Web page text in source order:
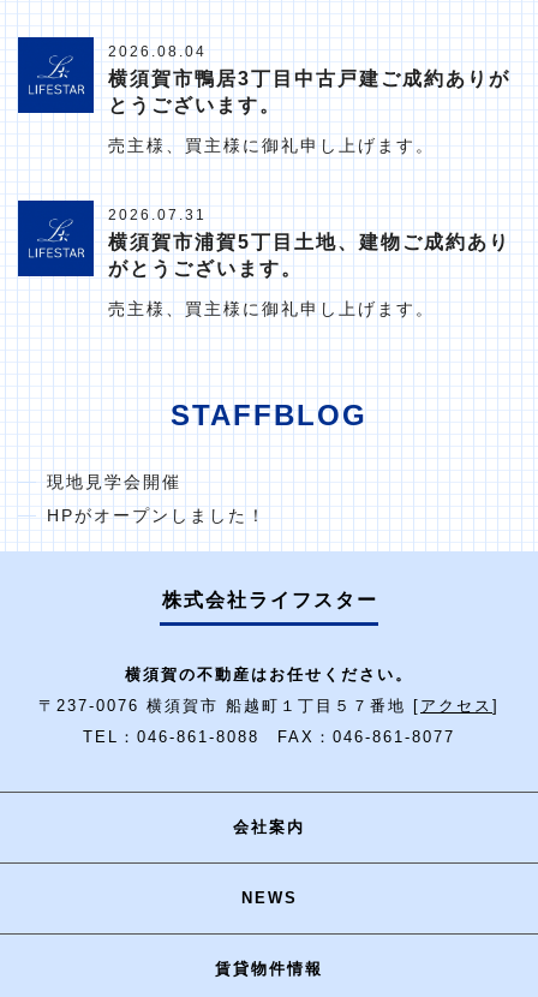
2026.08.04
横須賀市鴨居3丁目中古戸建ご成約ありが
とうございます。
売主様、買主様に御礼申し上げます。
2026.07.31
横須賀市浦賀5丁目土地、建物ご成約あり
がとうございます。
売主様、買主様に御礼申し上げます。
STAFFBLOG
現地見学会開催
HPがオープンしました！
株式会社ライフスター
横須賀の不動産はお任せください。
〒237-0076 横須賀市 船越町１丁目５７番地 [ アクセス ]
TEL：046-861-8088 FAX：046-861-8077
会社案内
NEWS
賃貸物件情報